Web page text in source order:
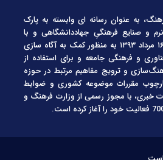
به عنوان رسانه ای وابسته به پارک
و صنایع فرهنگیِ جهاددانشگاهی و با
عنوان اختصاری «سینا» از ۱۶ مرداد ۱۳۹۳ به منظور کمک به آگاه سازی
و فرهنگی جامعه و برای استفاده از
و ترویج مفاهیم مرتبط در حوزه
مقررات موضوعه کشوری و ضوابط
خبری، با مجوز رسمی از وزارت فرهنگ و